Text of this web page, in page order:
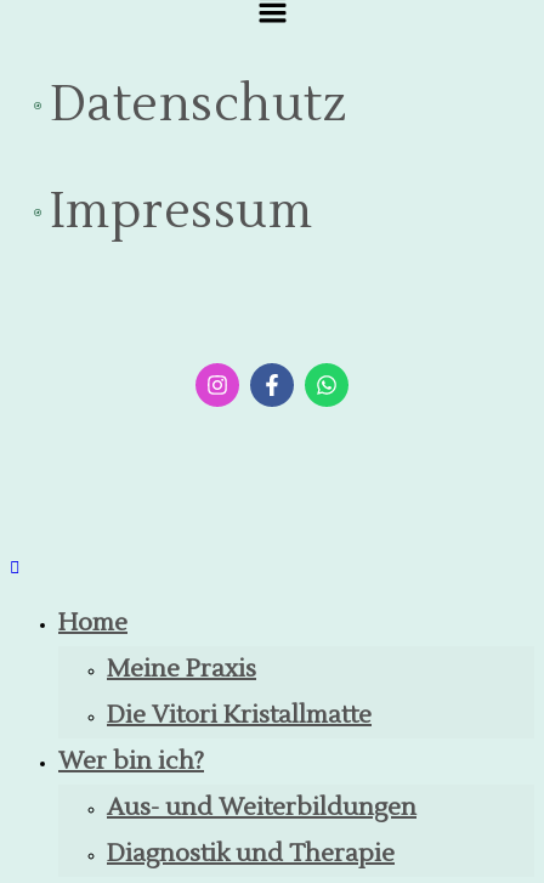
Datenschutz
Impressum
Home
Meine Praxis
Die Vitori Kristallmatte
Wer bin ich?
Aus- und Weiterbildungen
Diagnostik und Therapie